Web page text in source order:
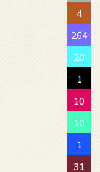
4
264
20
1
10
10
1
31